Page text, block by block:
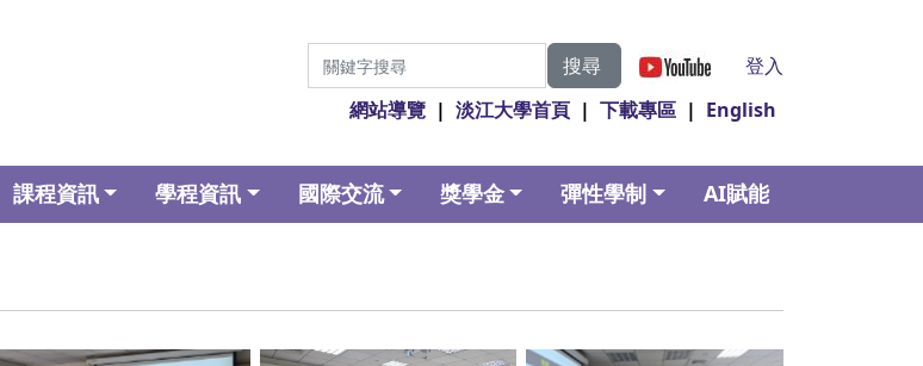
搜尋
登入
網站導覽 | 淡江大學首頁 | 下載專區 | English
課程資訊 學程資訊 國際交流 獎學金 彈性學制 AI賦能